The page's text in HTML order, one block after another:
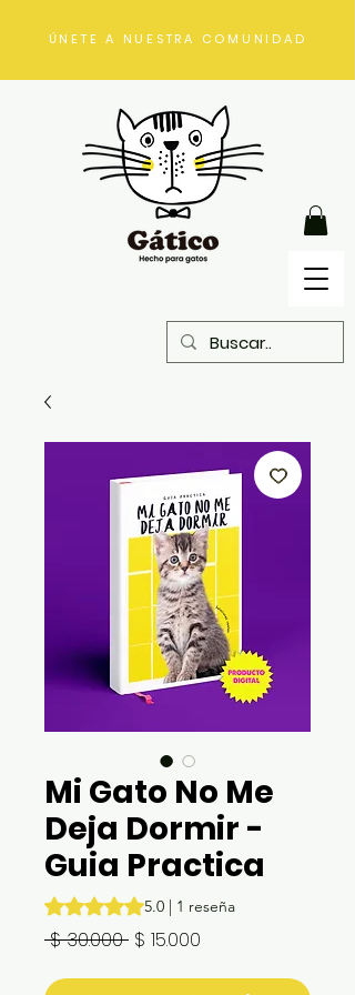
ÚNETE A NUESTRA COMUNIDAD
Mi Gato No Me
Deja Dormir -
Guia Practica
Según 1 reseña, la calificación es de
5.0 | 1 reseña
$ 30.000 Precio
$ 15.000
oferta